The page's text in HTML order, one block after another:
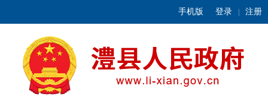
手机版 登录 注册